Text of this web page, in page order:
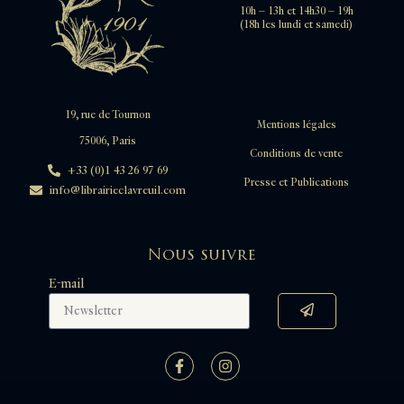
GUEVARA Antonio de
GUIDETTI Giovanni
HAMILTON Sir William
HELVETIUS Claude Adrien
HOLBEIN Hans
HUYSMANS Joris-Karl
JANIN Jules
KRILOFF Ivan-Andriévitch
LA FONTAINE Jean de
LA HAYE
LA MOTHE LE VAYER François de
LA ROCHEFOUCAULD François de
LA ROQUE Chevalier Jean de
10h – 13h et 14h30 – 19h
(18h les lundi et samedi)
19, rue de Tournon
75006, Paris
+33 (0)1 43 26 97 69
info@librairieclavreuil.com
Mentions légales
Conditions de vente
Presse et Publications
Nous suivre
E-mail